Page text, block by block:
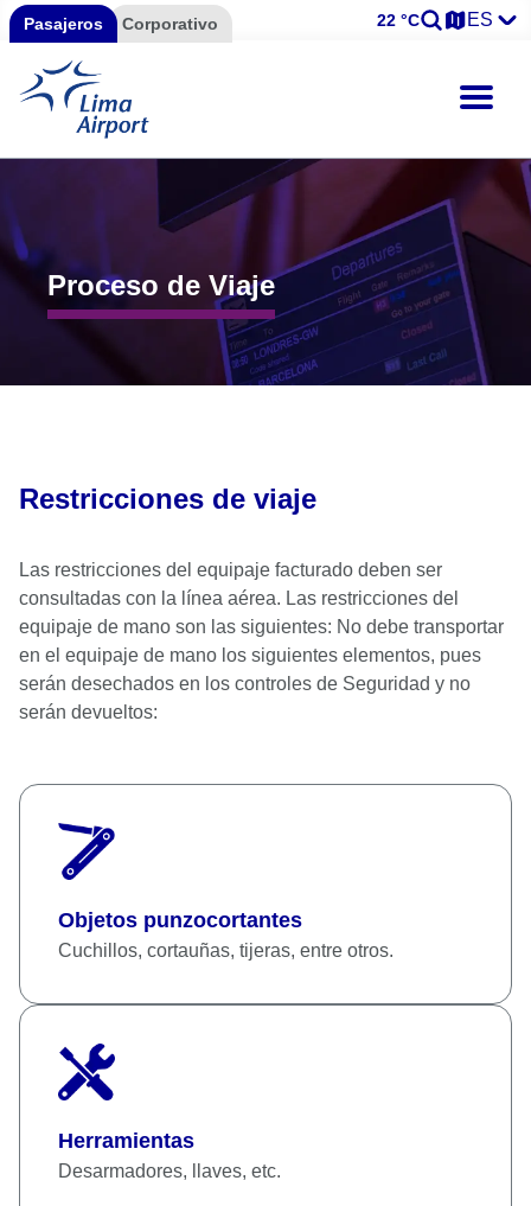
Pasajeros Corporativo 22 °C ES
Proceso de Viaje
Restricciones de viaje
Las restricciones del equipaje facturado deben ser
consultadas con la línea aérea. Las restricciones del
equipaje de mano son las siguientes: No debe transportar
en el equipaje de mano los siguientes elementos, pues
serán desechados en los controles de Seguridad y no
serán devueltos:
Objetos punzocortantes
Cuchillos, cortauñas, tijeras, entre otros.
Herramientas
Desarmadores, llaves, etc.